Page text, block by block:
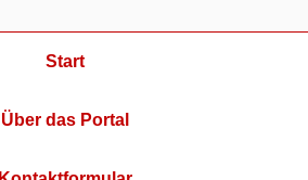
Start
Über das Portal